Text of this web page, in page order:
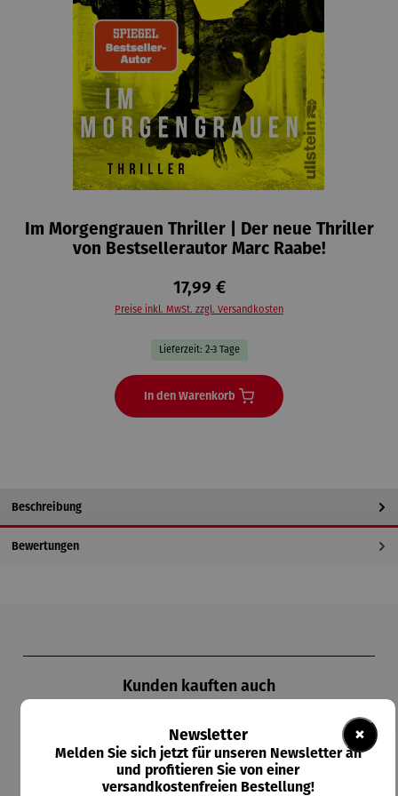
Im Morgengrauen Thriller | Der neue Thriller
von Bestsellerautor Marc Raabe!
17,99 €
Preise inkl. MwSt. zzgl. Versandkosten
Lieferzeit: 2-3 Tage
In den Warenkorb
Beschreibung
Bewertungen
Kunden kauften auch
×
Newsletter
Melden Sie sich jetzt für unseren Newsletter an
und profitieren Sie von einer
versandkostenfreien Bestellung!